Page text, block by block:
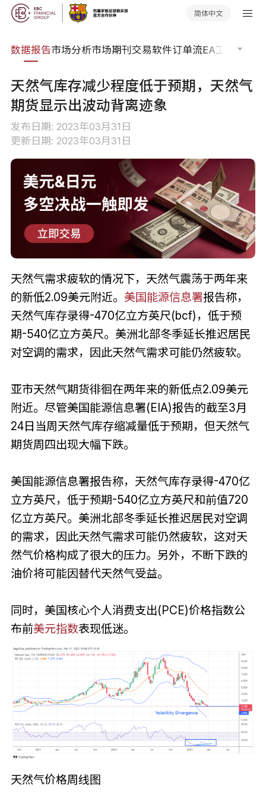
简体中文
数据报告市场分析市场期刊交易软件订单流EA工具库
天然气库存减少程度低于预期，天然气
期货显示出波动背离迹象
发布日期: 2023年03月31日
更新日期: 2023年03月31日
天然气需求疲软的情况下，天然气震荡于两年来
的新低2.09美元附近。 美国能源信息署报告称，
天然气库存录得-470亿立方英尺(bcf)，低于预
期-540亿立方英尺。美洲北部冬季延长推迟居民
对空调的需求，因此天然气需求可能仍然疲软。
亚市天然气期货徘徊在两年来的新低点2.09美元
附近。尽管美国能源信息署(EIA)报告的截至3月
24日当周天然气库存缩减量低于预期，但天然气
期货周四出现大幅下跌。
美国能源信息署报告称，天然气库存录得-470亿
立方英尺，低于预期-540亿立方英尺和前值720
亿立方英尺。美洲北部冬季延长推迟居民对空调
的需求，因此天然气需求可能仍然疲软，这对天
然气价格构成了很大的压力。另外，不断下跌的
油价将可能因替代天然气受益。
同时，美国核心个人消费支出(PCE)价格指数公
布前美元指数表现低迷。
天然气价格周线图